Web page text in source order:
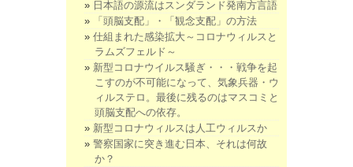
日本語の源流はスンダランド発南方言語
「頭脳支配」・「観念支配」の方法
仕組まれた感染拡大～コロナウィルスと
ラムズフェルド～
新型コロナウイルス騒ぎ・・・戦争を起
こすのが不可能になって、気象兵器・ウ
ィルステロ。最後に残るのはマスコミと
頭脳支配への依存。
新型コロナウィルスは人工ウィルスか
警察国家に突き進む日本、それは何故
か？